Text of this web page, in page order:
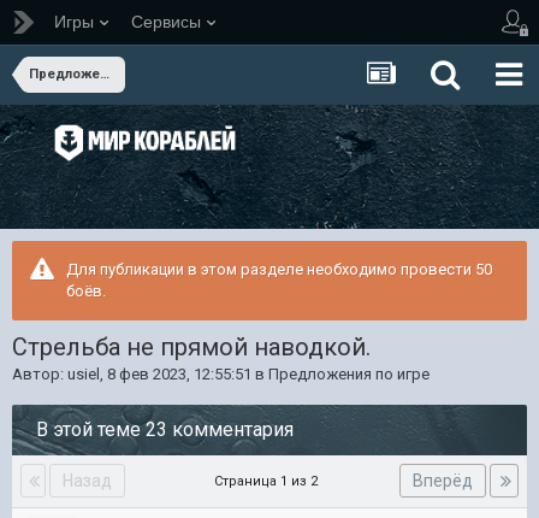
Игры Сервисы
Предложения по игре
Для публикации в этом разделе необходимо провести 50
боёв.
Стрельба не прямой наводкой.
Автор: usiel , 8 фев 2023, 12:55:51 в Предложения по игре
В этой теме 23 комментария
Назад Вперёд
Страница 1 из 2